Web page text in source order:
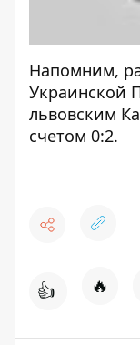
Напомним,
Украинской
львовским
счетом 0:2.
👍 🔥